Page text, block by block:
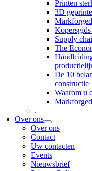
Printen
3D
Supply
The
De 10
constructie
Waarom u
.
Over ons
Over ons
Contact
Uw contacten
Events
Nieuwsbrief